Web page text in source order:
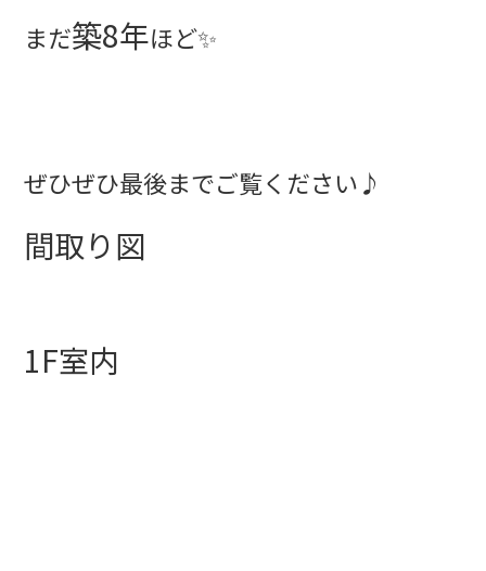
まだ築8年ほど✨
ぜひぜひ最後までご覧ください♪
間取り図
1F室内